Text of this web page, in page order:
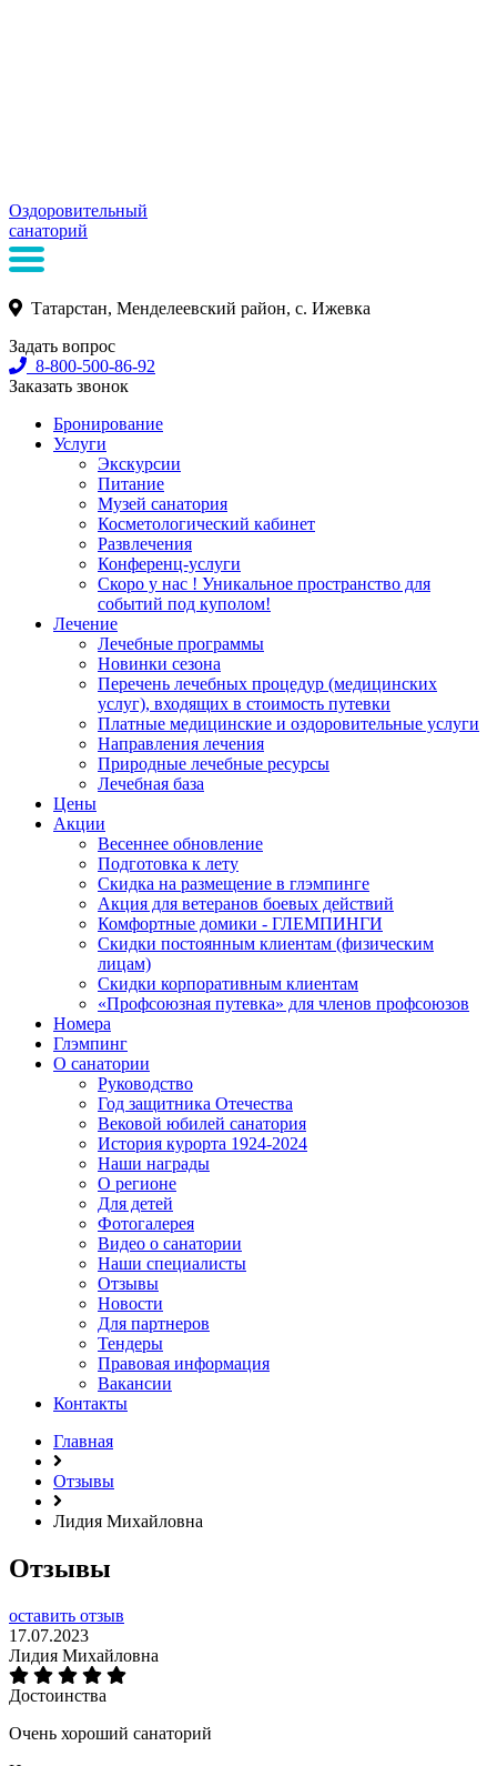
Оздоровительный
санаторий
Татарстан, Менделеевский район, с. Ижевка
Задать вопрос
8-800-500-86-92
Заказать звонок
Бронирование
Услуги
Экскурсии
Питание
Музей санатория
Косметологический кабинет
Развлечения
Конференц-услуги
Скоро у нас ! Уникальное пространство для
событий под куполом!
Лечение
Лечебные программы
Новинки сезона
Перечень лечебных процедур (медицинских
услуг), входящих в стоимость путевки
Платные медицинские и оздоровительные услуги
Направления лечения
Природные лечебные ресурсы
Лечебная база
Цены
Акции
Весеннее обновление
Подготовка к лету
Скидка на размещение в глэмпинге
Акция для ветеранов боевых действий
Комфортные домики - ГЛЕМПИНГИ
Скидки постоянным клиентам (физическим
лицам)
Скидки корпоративным клиентам
«Профсоюзная путевка» для членов профсоюзов
Номера
Глэмпинг
О санатории
Руководство
Год защитника Отечества
Вековой юбилей санатория
История курорта 1924-2024
Наши награды
О регионе
Для детей
Фотогалерея
Видео о санатории
Наши специалисты
Отзывы
Новости
Для партнеров
Тендеры
Правовая информация
Вакансии
Контакты
Главная
Отзывы
Лидия Михайловна
Отзывы
оставить отзыв
17.07.2023
Лидия Михайловна
Достоинства
Очень хороший санаторий